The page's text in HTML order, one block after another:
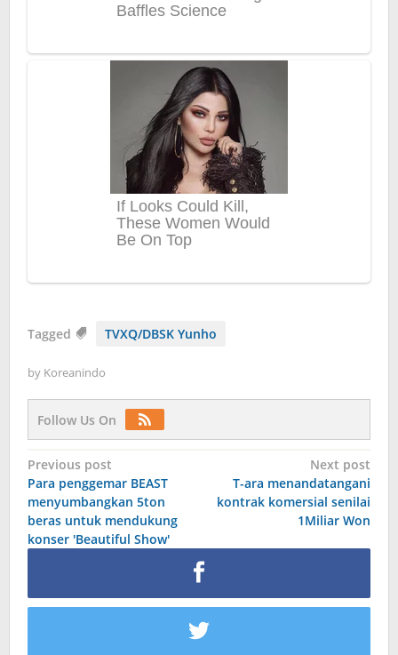
Tagged TVXQ/DBSK Yunho
by Koreanindo
Follow Us On
Post
navigation
Previous post
Para penggemar BEAST
menyumbangkan 5ton
beras untuk mendukung
konser 'Beautiful Show'
Next post
T-ara menandatangani
kontrak komersial senilai
1Miliar Won